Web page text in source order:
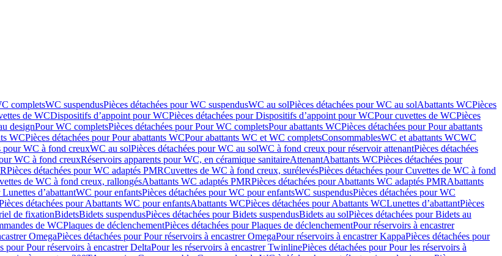
completsWC suspendusPièces détachées pour WC suspendusWC au solPièces détachées pour WC au solAbattants WCPièces
de WCDispositifs d’appoint pour WCPièces détachées pour Dispositifs d’appoint pour WCPour cuvettes de WCPièces
designPour WC completsPièces détachées pour Pour WC completsPour abattants WCPièces détachées pour Pour abattants
WCPièces détachées pour Pour abattants WCPour abattants WC et WC completsConsommablesWC et abattants WCWC
pour WC à fond creuxWC au solPièces détachées pour WC au solWC à fond creux pour réservoir attenantPièces détachées
WC à fond creuxRéservoirs apparents pour WC, en céramique sanitaireAttenantAbattants WCPièces détachées pour
Pièces détachées pour WC adaptés PMRCuvettes de WC à fond creux, surélevésPièces détachées pour Cuvettes de WC à fond
de WC à fond creux, rallongésAbattants WC adaptés PMRPièces détachées pour Abattants WC adaptés PMRAbattants
d’abattantWC pour enfantsPièces détachées pour WC pour enfantsWC suspendusPièces détachées pour WC
détachées pour Abattants WC pour enfantsAbattants WCPièces détachées pour Abattants WCLunettes d’abattantPièces
de fixationBidetsBidets suspendusPièces détachées pour Bidets suspendusBidets au solPièces détachées pour Bidets au
de WCPlaques de déclenchementPièces détachées pour Plaques de déclenchementPour réservoirs à encastrer
OmegaPièces détachées pour Pour réservoirs à encastrer OmegaPour réservoirs à encastrer KappaPièces détachées pour
pour Pour réservoirs à encastrer DeltaPour les réservoirs à encastrer TwinlinePièces détachées pour Pour les réservoirs à